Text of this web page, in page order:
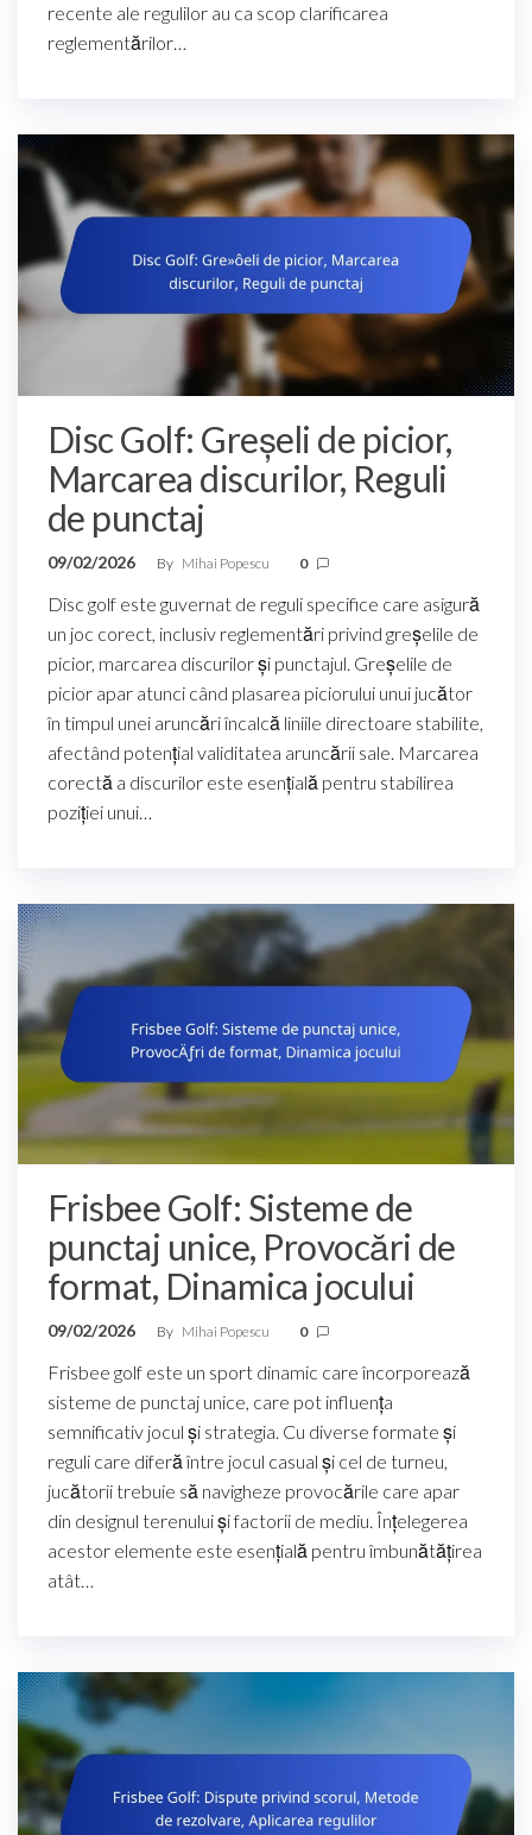
recente ale regulilor au ca scop clarificarea
reglementărilor…
Disc Golf: Greșeli de picior,
Marcarea discurilor, Reguli
de punctaj
09/02/2026 By Mihai Popescu 0
Disc golf este guvernat de reguli specifice care asigură
un joc corect, inclusiv reglementări privind greșelile de
picior, marcarea discurilor și punctajul. Greșelile de
picior apar atunci când plasarea piciorului unui jucător
în timpul unei aruncări încalcă liniile directoare stabilite,
afectând potențial validitatea aruncării sale. Marcarea
corectă a discurilor este esențială pentru stabilirea
poziției unui…
Frisbee Golf: Sisteme de
punctaj unice, Provocări de
format, Dinamica jocului
09/02/2026 By Mihai Popescu 0
Frisbee golf este un sport dinamic care încorporează
sisteme de punctaj unice, care pot influența
semnificativ jocul și strategia. Cu diverse formate și
reguli care diferă între jocul casual și cel de turneu,
jucătorii trebuie să navigheze provocările care apar
din designul terenului și factorii de mediu. Înțelegerea
acestor elemente este esențială pentru îmbunătățirea
atât…